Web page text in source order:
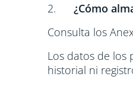
2. ¿Cómo
Consulta los
Los datos de los
historial ni